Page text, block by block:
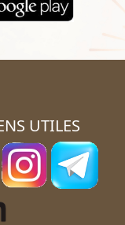
UTILES